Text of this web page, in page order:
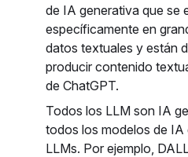
de IA generativa que se
específicamente en
datos textuales y están
producir contenido
de ChatGPT.
Todos los LLM son IA
todos los modelos de IA
LLMs. Por ejemplo,